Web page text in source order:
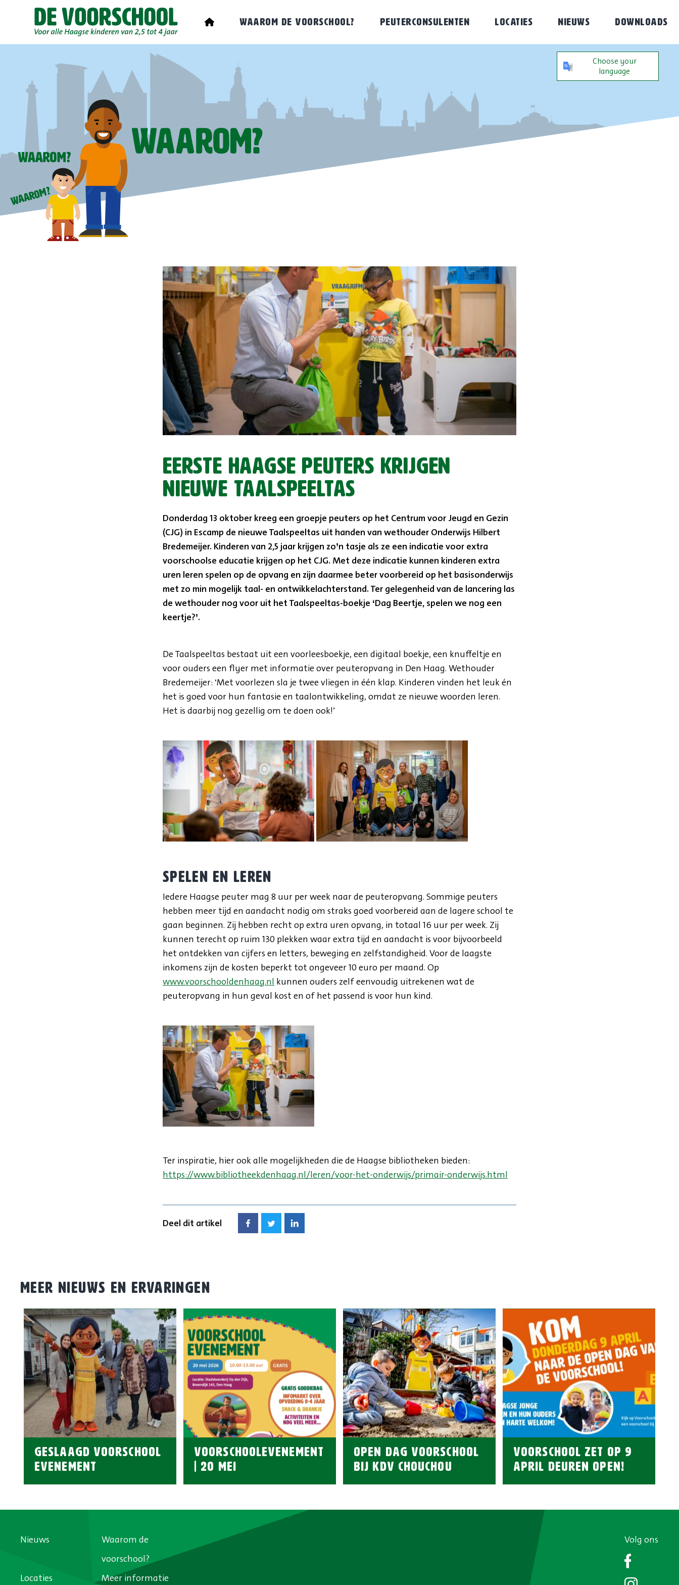
WAAROM DE VOORSCHOOL? PEUTERCONSULENTEN LOCATIES NIEUWS DOWNLOADS
Choose your
language
Eerste Haagse peuters krijgen
nieuwe Taalspeeltas
Donderdag 13 oktober kreeg een groepje peuters op het Centrum voor Jeugd en Gezin
(CJG) in Escamp de nieuwe Taalspeeltas uit handen van wethouder Onderwijs Hilbert
Bredemeijer. Kinderen van 2,5 jaar krijgen zo’n tasje als ze een indicatie voor extra
voorschoolse educatie krijgen op het CJG. Met deze indicatie kunnen kinderen extra
uren leren spelen op de opvang en zijn daarmee beter voorbereid op het basisonderwijs
met zo min mogelijk taal- en ontwikkelachterstand. Ter gelegenheid van de lancering las
de wethouder nog voor uit het Taalspeeltas-boekje ‘Dag Beertje, spelen we nog een
keertje?’.
De Taalspeeltas bestaat uit een voorleesboekje, een digitaal boekje, een knuffeltje en
voor ouders een flyer met informatie over peuteropvang in Den Haag. Wethouder
Bredemeijer: ‘Met voorlezen sla je twee vliegen in één klap. Kinderen vinden het leuk én
het is goed voor hun fantasie en taalontwikkeling, omdat ze nieuwe woorden leren.
Het is daarbij nog gezellig om te doen ook!’
Spelen en leren
Iedere Haagse peuter mag 8 uur per week naar de peuteropvang. Sommige peuters
hebben meer tijd en aandacht nodig om straks goed voorbereid aan de lagere school te
gaan beginnen. Zij hebben recht op extra uren opvang, in totaal 16 uur per week. Zij
kunnen terecht op ruim 130 plekken waar extra tijd en aandacht is voor bijvoorbeeld
het ontdekken van cijfers en letters, beweging en zelfstandigheid. Voor de laagste
inkomens zijn de kosten beperkt tot ongeveer 10 euro per maand. Op
www.voorschooldenhaag.nl kunnen ouders zelf eenvoudig uitrekenen wat de
peuteropvang in hun geval kost en of het passend is voor hun kind.
Ter inspiratie, hier ook alle mogelijkheden die de Haagse bibliotheken bieden:
https://www.bibliotheekdenhaag.nl/leren/voor-het-onderwijs/primair-onderwijs.html
Deel dit artikel
MEER NIEUWS EN ERVARINGEN
GESLAAGD VOORSCHOOL
EVENEMENT
VOORSCHOOLEVENEMENT
| 20 MEI
OPEN DAG VOORSCHOOL
BIJ KDV CHOUCHOU
VOORSCHOOL ZET OP 9
APRIL DEUREN OPEN!
Nieuws
Waarom de
voorschool?
Locaties
Meer informatie
Volg ons